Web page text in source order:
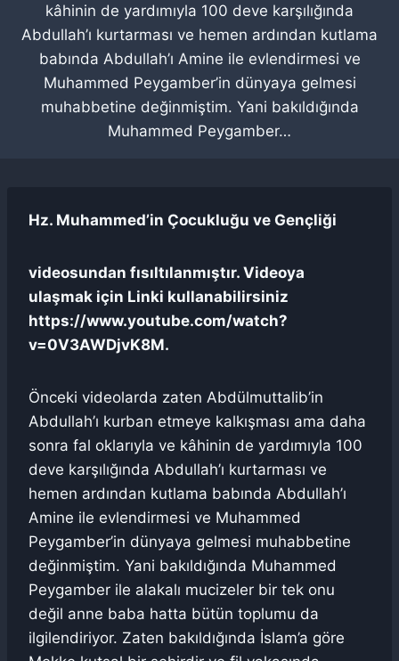
kâhinin de yardımıyla 100 deve karşılığında
Abdullah’ı kurtarması ve hemen ardından kutlama
babında Abdullah’ı Amine ile evlendirmesi ve
Muhammed Peygamber’in dünyaya gelmesi
muhabbetine değinmiştim. Yani bakıldığında
Muhammed Peygamber…
Hz. Muhammed’in Çocukluğu ve Gençliği
videosundan fısıltılanmıştır. Videoya
ulaşmak için Linki kullanabilirsiniz
https://www.youtube.com/watch?
v=0V3AWDjvK8M.
Önceki videolarda zaten Abdülmuttalib’in
Abdullah’ı kurban etmeye kalkışması ama daha
sonra fal oklarıyla ve kâhinin de yardımıyla 100
deve karşılığında Abdullah’ı kurtarması ve
hemen ardından kutlama babında Abdullah’ı
Amine ile evlendirmesi ve Muhammed
Peygamber’in dünyaya gelmesi muhabbetine
değinmiştim. Yani bakıldığında Muhammed
Peygamber ile alakalı mucizeler bir tek onu
değil anne baba hatta bütün toplumu da
ilgilendiriyor. Zaten bakıldığında İslam’a göre